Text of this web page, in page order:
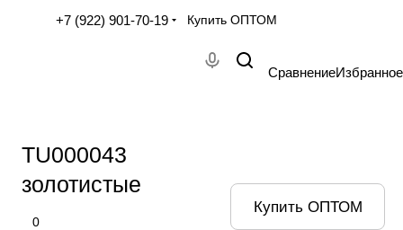
+7 (922) 901-70-19
Купить ОПТОМ
СравнениеИзбранное
TU000043
золотистые
0
Купить ОПТОМ